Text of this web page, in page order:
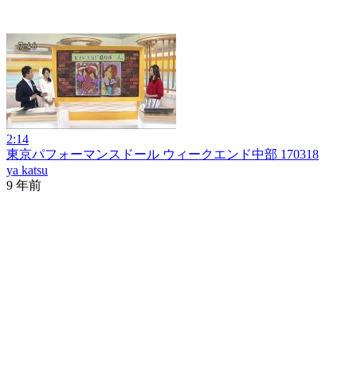
2:14
東京パフォーマンスドール ウィークエンド中部 170318
ya katsu
9 年前